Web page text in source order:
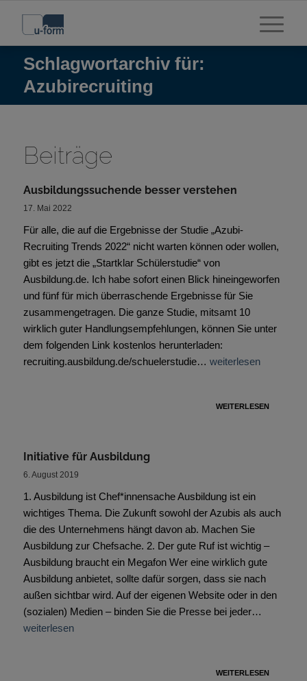
Schlagwortarchiv für:
Azubirecruiting
Beiträge
Ausbildungssuchende besser verstehen
17. Mai 2022
Für alle, die auf die Ergebnisse der Studie „Azubi-
Recruiting Trends 2022“ nicht warten können oder wollen,
gibt es jetzt die „Startklar Schülerstudie“ von
Ausbildung.de. Ich habe sofort einen Blick hineingeworfen
und fünf für mich überraschende Ergebnisse für Sie
zusammengetragen. Die ganze Studie, mitsamt 10
wirklich guter Handlungsempfehlungen, können Sie unter
dem folgenden Link kostenlos herunterladen:
recruiting.ausbildung.de/schuelerstudie… weiterlesen
WEITERLESEN
Initiative für Ausbildung
6. August 2019
1. Ausbildung ist Chef*innensache Ausbildung ist ein
wichtiges Thema. Die Zukunft sowohl der Azubis als auch
die des Unternehmens hängt davon ab. Machen Sie
Ausbildung zur Chefsache. 2. Der gute Ruf ist wichtig –
Ausbildung braucht ein Megafon Wer eine wirklich gute
Ausbildung anbietet, sollte dafür sorgen, dass sie nach
außen sichtbar wird. Auf der eigenen Website oder in den
(sozialen) Medien – binden Sie die Presse bei jeder…
weiterlesen
WEITERLESEN